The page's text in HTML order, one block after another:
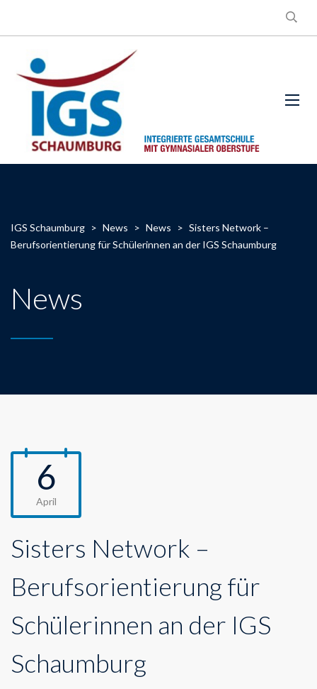
IGS Schaumburg > News > News > Sisters Network –
Berufsorientierung für Schülerinnen an der IGS Schaumburg
News
6
April
Sisters Network –
Berufsorientierung für
Schülerinnen an der IGS
Schaumburg